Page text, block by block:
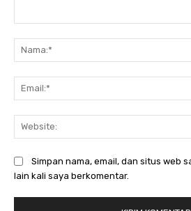
Simpan nama, email, dan situs web
lain kali saya berkomentar.